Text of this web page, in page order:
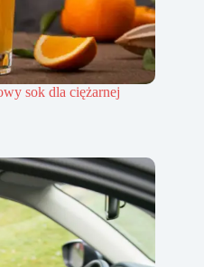
sok dla ciężarnej